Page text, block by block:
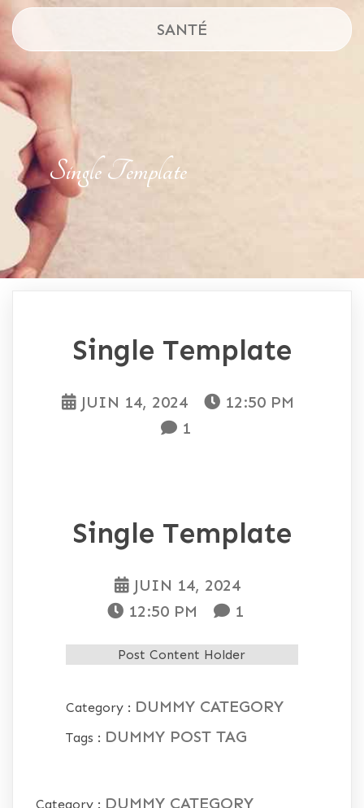
SANTÉ
Single Template
Single Template
JUIN 14, 2024
12:50 PM
1
Single Template
JUIN 14, 2024
12:50 PM
1
Post Content Holder
Category : DUMMY CATEGORY
Tags : DUMMY POST TAG
Category : DUMMY CATEGORY